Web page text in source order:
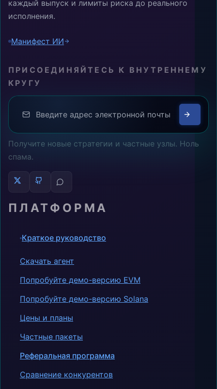
каждый выпуск и лимиты риска до реального
исполнения.
Манифест ИИ
ПРИСОЕДИНЯЙТЕСЬ К ВНУТРЕННЕМУ
КРУГУ
Получите новые стратегии и частные узлы. Ноль
спама.
ПЛАТФОРМА
Краткое руководство
Скачать агент
Попробуйте демо-версию EVM
Попробуйте демо-версию Solana
Цены и планы
Частные пакеты
Реферальная программа
Сравнение конкурентов